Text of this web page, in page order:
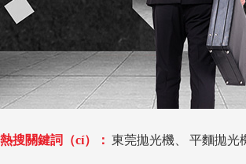
熱搜關鍵詞（cí）： 東莞拋光機 平麵拋光